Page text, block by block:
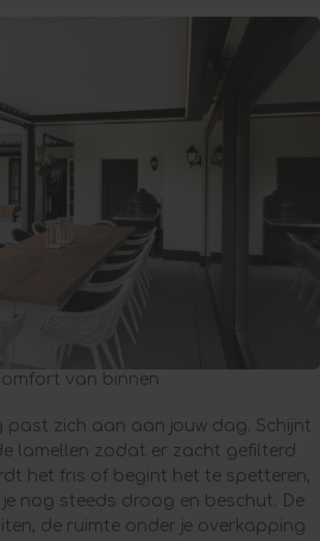
van binnen
past zich aan aan jouw dag. Schijnt
lamellen zodat er zacht gefilterd
het fris of begint het te spetteren,
nog steeds droog en beschut. De
de ruimte onder je overkapping